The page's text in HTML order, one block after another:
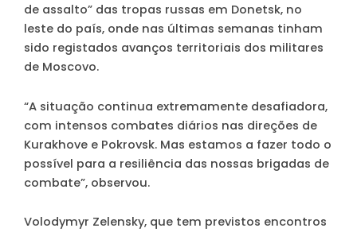
de assalto” das tropas russas em Donetsk, no
leste do país, onde nas últimas semanas tinham
sido registados avanços territoriais dos militares
de Moscovo.
“A situação continua extremamente desafiadora,
com intensos combates diários nas direções de
Kurakhove e Pokrovsk. Mas estamos a fazer todo o
possível para a resiliência das nossas brigadas de
combate”, observou.
Volodymyr Zelensky, que tem previstos encontros